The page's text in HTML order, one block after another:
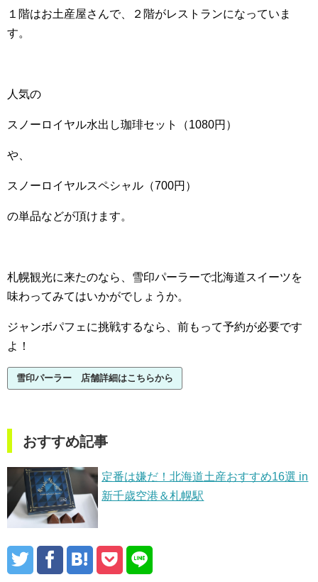
１階はお土産屋さんで、２階がレストランになっていま
す。
人気の
スノーロイヤル水出し珈琲セット（1080円）
や、
スノーロイヤルスペシャル（700円）
の単品などが頂けます。
札幌観光に来たのなら、雪印パーラーで北海道スイーツを
味わってみてはいかがでしょうか。
ジャンボパフェに挑戦するなら、前もって予約が必要です
よ！
雪印パーラー 店舗詳細はこちらから
おすすめ記事
定番は嫌だ！北海道土産おすすめ16選 in
新千歳空港＆札幌駅